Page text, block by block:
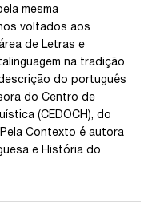
mesma
voltados aos
de Letras e
na tradição
do português
do Centro de
(CEDOCH), do
Contexto é autora
e História do